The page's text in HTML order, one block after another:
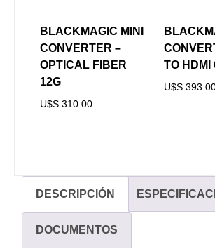
BLACKMAGIC MINI
CONVERTER –
OPTICAL FIBER
12G
U$S 310.00
TO HDMI
U$S
DESCRIPCIÓN
DOCUMENTOS